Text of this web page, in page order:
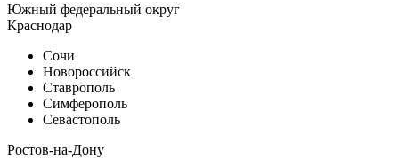
Южный федеральный округ
Краснодар
Сочи
Новороссийск
Ставрополь
Симферополь
Севастополь
Ростов-на-Дону